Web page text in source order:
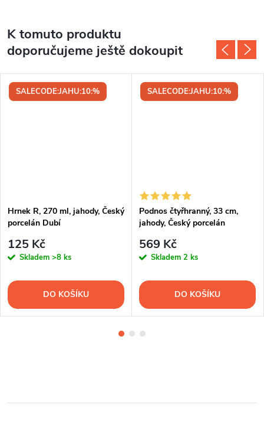
K tomuto produktu
doporučujeme ještě dokoupit
SALECODE:JAHU:10:%
Hrnek R, 270 ml, jahody, Český
porcelán Dubí
125 Kč
Skladem >8 ks
DO KOŠÍKU
SALECODE:JAHU:10:%
Podnos čtyřhranný, 33 cm,
jahody, Český porcelán
569 Kč
Skladem 2 ks
DO KOŠÍKU